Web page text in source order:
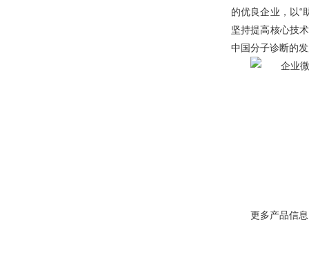
红荣微再
红荣微再
的优良企业，以“
坚持提高核心技
中国分子诊断的
更多产品信